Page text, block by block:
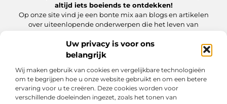
Uw privacy is voor ons
belangrijk
Wij maken gebruik van cookies en vergelijkbare technologieën
om te begrijpen hoe u onze website gebruikt en om een betere
ervaring voor u te creëren. Deze cookies worden voor
verschillende doeleinden ingezet, zoals het tonen van
altijd iets boeiends te ontdekken!
Op onze site vind je een bonte mix aan blogs en artikelen
over uiteenlopende onderwerpen die het leven van
Onze informatie
Bericht categorie